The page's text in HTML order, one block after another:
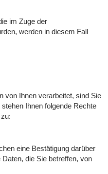
im Zuge der
werden in diesem Fall
von Ihnen verarbeitet, sind Sie
Ihnen folgende Rechte
eine Bestätigung darüber
die Sie betreffen, von